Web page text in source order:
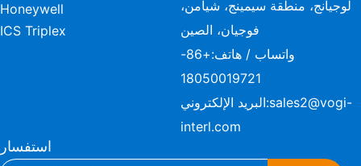
Honeywell
ICS Triplex
لوجيانج، منطقة سيمينج، شيامن،
فوجيان، الصين
واتساب / هاتف:
+86-
18050019721
البريد الإلكتروني:sales2@vogi-
interl.com
استفسار